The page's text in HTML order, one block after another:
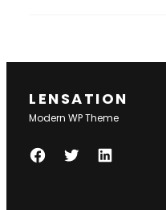
LENSATION
Modern WP Theme
F
T
L